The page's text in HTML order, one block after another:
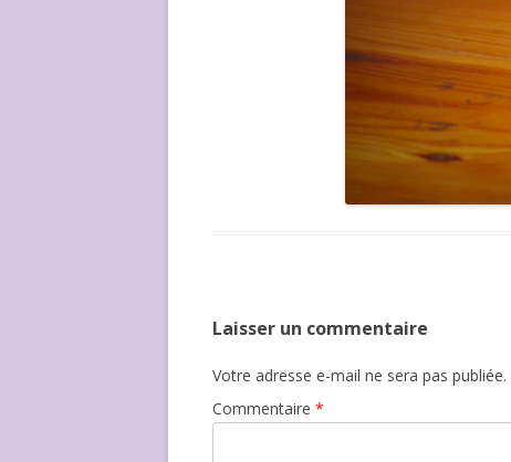
Laisser un commentaire
Votre adresse e-mail ne sera pas publiée.
Commentaire *